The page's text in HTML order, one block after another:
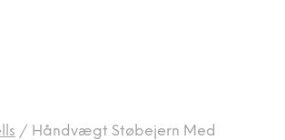
/ Håndvægt Støbejern Med